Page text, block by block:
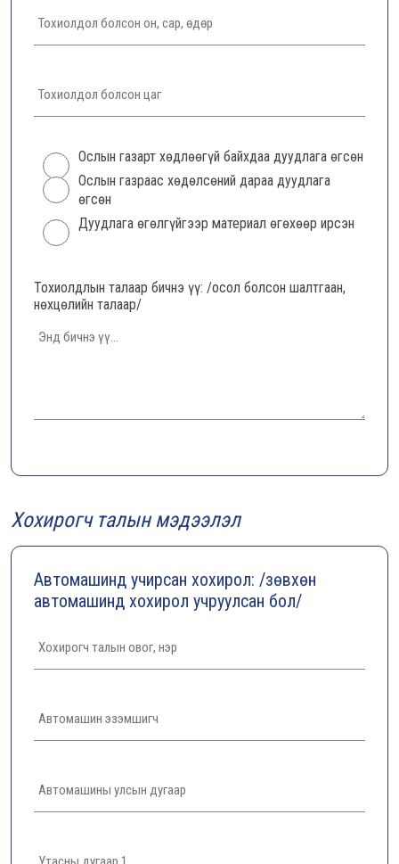
Ослын газарт хөдлөөгүй байхдаа дуудлага өгсөн
Ослын газраас хөдөлсөний дараа дуудлага
өгсөн
Дуудлага өгөлгүйгээр материал өгөхөөр ирсэн
Тохиолдлын талаар бичнэ үү: /осол болсон шалтгаан,
нөхцөлийн талаар/
Хохирогч талын мэдээлэл
Автомашинд учирсан хохирол: /зөвхөн
автомашинд хохирол учруулсан бол/